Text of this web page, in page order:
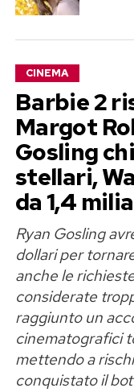
CINEMA
Barbie 2
Margot
Gosling
stellari,
da 1,4
Ryan Gosling
dollari per
anche le
considerate
raggiunto un
cinematografici
mettendo a
conquistato il